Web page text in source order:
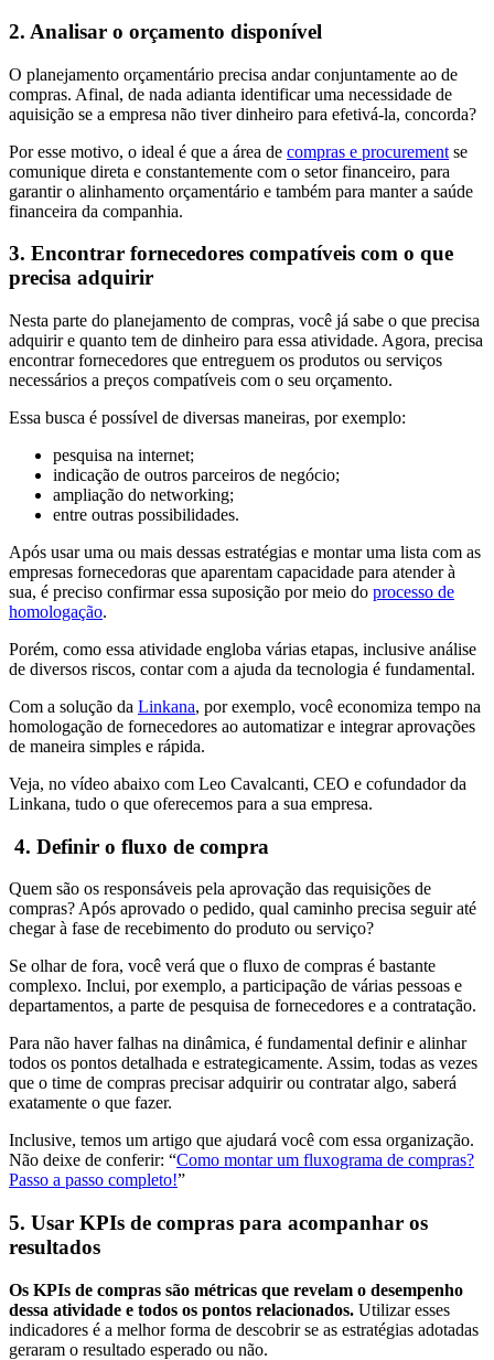
2. Analisar o orçamento disponível
O planejamento orçamentário precisa andar conjuntamente ao de
compras. Afinal, de nada adianta identificar uma necessidade de
aquisição se a empresa não tiver dinheiro para efetivá-la, concorda?
Por esse motivo, o ideal é que a área de compras e procurement se
comunique direta e constantemente com o setor financeiro, para
garantir o alinhamento orçamentário e também para manter a saúde
financeira da companhia.
3. Encontrar fornecedores compatíveis com o que
precisa adquirir
Nesta parte do planejamento de compras, você já sabe o que precisa
adquirir e quanto tem de dinheiro para essa atividade. Agora, precisa
encontrar fornecedores que entreguem os produtos ou serviços
necessários a preços compatíveis com o seu orçamento.
Essa busca é possível de diversas maneiras, por exemplo:
pesquisa na internet;
indicação de outros parceiros de negócio;
ampliação do networking;
entre outras possibilidades.
Após usar uma ou mais dessas estratégias e montar uma lista com as
empresas fornecedoras que aparentam capacidade para atender à
sua, é preciso confirmar essa suposição por meio do processo de
homologação.
Porém, como essa atividade engloba várias etapas, inclusive análise
de diversos riscos, contar com a ajuda da tecnologia é fundamental.
Com a solução da Linkana, por exemplo, você economiza tempo na
homologação de fornecedores ao automatizar e integrar aprovações
de maneira simples e rápida.
Veja, no vídeo abaixo com Leo Cavalcanti, CEO e cofundador da
Linkana, tudo o que oferecemos para a sua empresa.
4. Definir o fluxo de compra
Quem são os responsáveis pela aprovação das requisições de
compras? Após aprovado o pedido, qual caminho precisa seguir até
chegar à fase de recebimento do produto ou serviço?
Se olhar de fora, você verá que o fluxo de compras é bastante
complexo. Inclui, por exemplo, a participação de várias pessoas e
departamentos, a parte de pesquisa de fornecedores e a contratação.
Para não haver falhas na dinâmica, é fundamental definir e alinhar
todos os pontos detalhada e estrategicamente. Assim, todas as vezes
que o time de compras precisar adquirir ou contratar algo, saberá
exatamente o que fazer.
Inclusive, temos um artigo que ajudará você com essa organização.
Não deixe de conferir: “Como montar um fluxograma de compras?
Passo a passo completo!”
5. Usar KPIs de compras para acompanhar os
resultados
Os KPIs de compras são métricas que revelam o desempenho
dessa atividade e todos os pontos relacionados. Utilizar esses
indicadores é a melhor forma de descobrir se as estratégias adotadas
geraram o resultado esperado ou não.